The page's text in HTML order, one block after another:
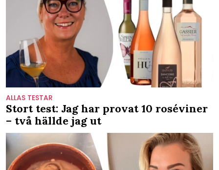
ALLAS TESTAR
Stort test: Jag har provat 10 roséviner
– två hällde jag ut